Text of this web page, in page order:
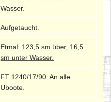
Wasser.
Aufgetaucht.
Etmal: 123,5 sm über, 16,5
sm unter Wasser.
FT 1240/17/90: An alle
Uboote.